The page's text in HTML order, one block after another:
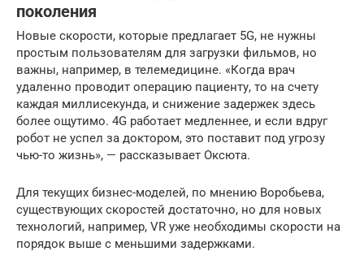
поколения
Новые скорости, которые предлагает 5G, не нужны
простым пользователям для загрузки фильмов, но
важны, например, в телемедицине. «Когда врач
удаленно проводит операцию пациенту, то на счету
каждая миллисекунда, и снижение задержек здесь
более ощутимо. 4G работает медленнее, и если вдруг
робот не успел за доктором, это поставит под угрозу
чью-то жизнь», — рассказывает Оксюта.
Для текущих бизнес-моделей, по мнению Воробьева,
существующих скоростей достаточно, но для новых
технологий, например, VR уже необходимы скорости на
порядок выше с меньшими задержками.